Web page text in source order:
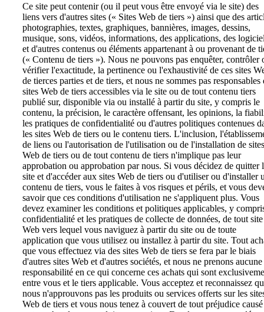
Ce site peut contenir (ou il peut vous être envoyé via le site) des
liens vers d'autres sites (« Sites Web de tiers ») ainsi que des
photographies, textes, graphiques, bannières, images, dessins,
musique, sons, vidéos, informations, des applications, des
et d'autres contenus ou éléments appartenant à ou provenant de
(« Contenu de tiers »). Nous ne pouvons pas enquêter, contrôler
vérifier l'exactitude, la pertinence ou l'exhaustivité de ces sites
de tierces parties et de tiers, et nous ne sommes pas responsables
sites Web de tiers accessibles via le site ou de tout contenu tiers
publié sur, disponible via ou installé à partir du site, y compris le
contenu, la précision, le caractère offensant, les opinions, la
les pratiques de confidentialité ou d'autres politiques contenues
les sites Web de tiers ou le contenu tiers. L'inclusion,
de liens ou l'autorisation de l'utilisation ou de l'installation de sites
Web de tiers ou de tout contenu de tiers n'implique pas leur
approbation ou approbation par nous. Si vous décidez de quitter
site et d'accéder aux sites Web de tiers ou d'utiliser ou d'installer
contenu de tiers, vous le faites à vos risques et périls, et vous
savoir que ces conditions d'utilisation ne s'appliquent plus. Vous
devez examiner les conditions et politiques applicables, y
confidentialité et les pratiques de collecte de données, de tout site
Web vers lequel vous naviguez à partir du site ou de toute
application que vous utilisez ou installez à partir du site. Tout
que vous effectuez via des sites Web de tiers se fera par le biais
d'autres sites Web et d'autres sociétés, et nous ne prenons aucune
responsabilité en ce qui concerne ces achats qui sont
entre vous et le tiers applicable. Vous acceptez et reconnaissez
nous n'approuvons pas les produits ou services offerts sur les
Web de tiers et vous nous tenez à couvert de tout préjudice